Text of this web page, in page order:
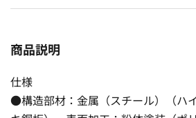
商品説明
仕様
●構造部材：金属（スチール）（ハ